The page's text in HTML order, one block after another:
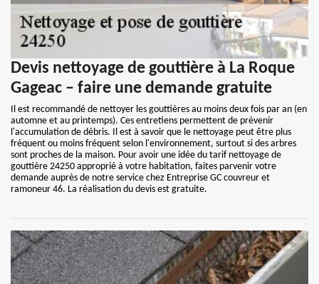
Devis nettoyage de gouttière à La Roque
Gageac – faire une demande gratuite
Il est recommandé de nettoyer les gouttières au moins deux fois par an (en
automne et au printemps). Ces entretiens permettent de prévenir
l'accumulation de débris. Il est à savoir que le nettoyage peut être plus
fréquent ou moins fréquent selon l'environnement, surtout si des arbres
sont proches de la maison. Pour avoir une idée du tarif nettoyage de
gouttière 24250 approprié à votre habitation, faites parvenir votre
demande auprès de notre service chez Entreprise GC couvreur et
ramoneur 46. La réalisation du devis est gratuite.